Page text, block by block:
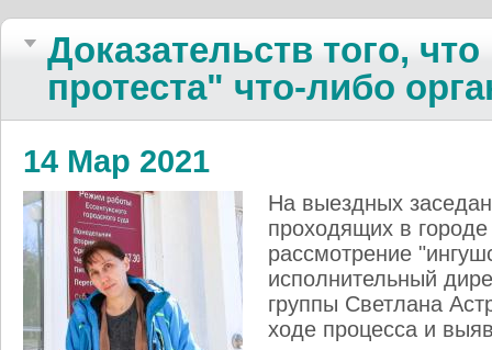
Доказательств того,
протеста" что-либо
14 Мар 2021
На выездных
проходящих в
рассмотрение
исполнительный
группы Светлана
ходе процесса и